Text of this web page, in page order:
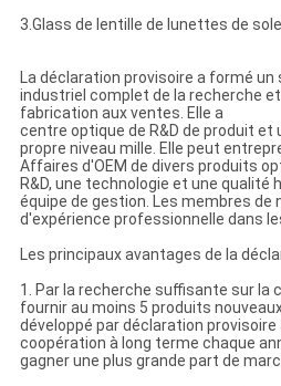
3.Glass de lentille de lunettes de
La déclaration provisoire a formé
industriel complet de la recherche
fabrication aux ventes. Elle a
centre optique de R&D de produit et
propre niveau mille. Elle peut
Affaires d'OEM de divers produits
R&D, une technologie et une
équipe de gestion. Les membres de
d'expérience professionnelle dans
Les principaux avantages de la
1. Par la recherche suffisante sur la
fournir au moins 5 produits
développé par déclaration
coopération à long terme chaque
gagner une plus grande part de